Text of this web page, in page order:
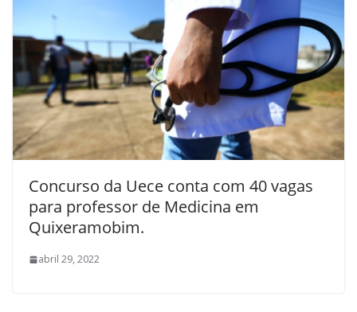
Concurso da Uece conta com 40 vagas
para professor de Medicina em
Quixeramobim.
abril 29, 2022